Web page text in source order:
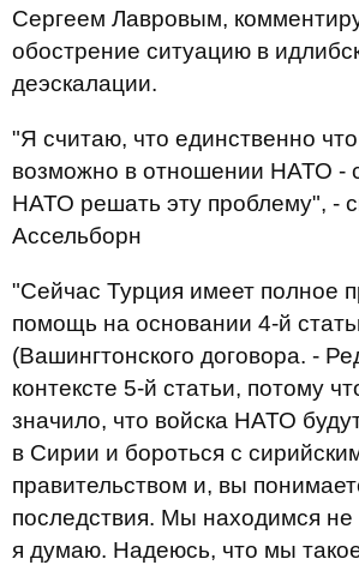
Сергеем Лавровым,
обострение ситуацию в
деэскалации.
"Я считаю, что единственно
возможно в отношении НАТО -
НАТО решать эту проблему", -
Ассельборн
"Сейчас Турция имеет полное
помощь на основании 4-й
(Вашингтонского договора. -
контексте 5-й статьи, потому
значило, что войска НАТО
в Сирии и бороться с
правительством и, вы
последствия. Мы находимся не
я думаю. Надеюсь, что мы